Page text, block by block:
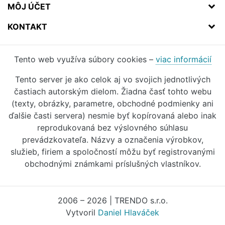
MÔJ ÚČET
KONTAKT
Tento web využíva súbory cookies – viac informácií
Tento server je ako celok aj vo svojich jednotlivých
častiach autorským dielom. Žiadna časť tohto webu
(texty, obrázky, parametre, obchodné podmienky ani
ďalšie časti servera) nesmie byť kopírovaná alebo inak
reprodukovaná bez výslovného súhlasu
prevádzkovateľa. Názvy a označenia výrobkov,
služieb, firiem a spoločností môžu byť registrovanými
obchodnými známkami príslušných vlastníkov.
2006 – 2026 | TRENDO s.r.o.
Vytvoril Daniel Hlaváček